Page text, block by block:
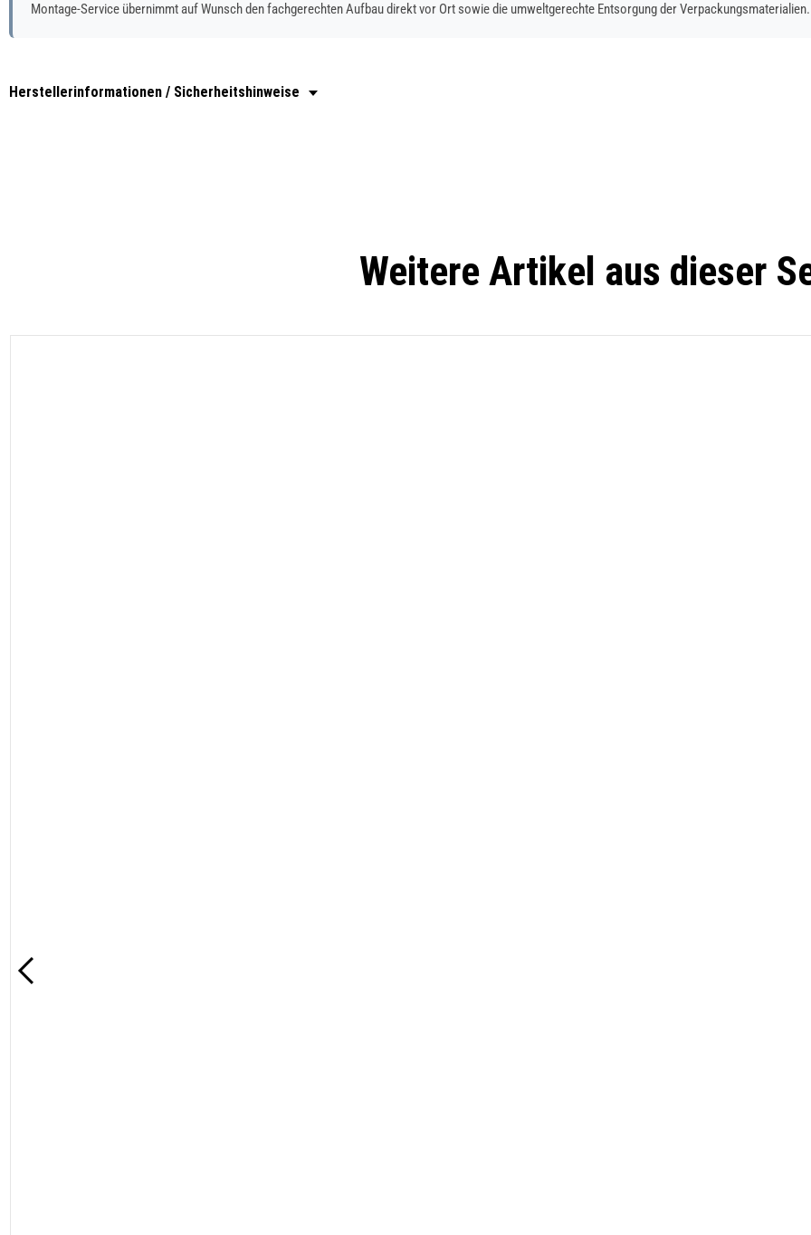
Montage-Service übernimmt auf Wunsch den fachgerechten Aufbau direkt vor Ort sowie die umweltgerechte Entsorgung der Verpackungsmaterialien.
Herstellerinformationen / Sicherheitshinweise
Weitere Artikel aus dieser